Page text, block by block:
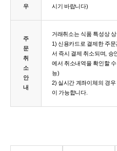
우
시기 바랍니다)
주
문
취
소
안
내
거래취소는 식품 특성상
1) 신용카드로 결제한 주
서 즉시 결제 취소되며, 승
에서 취소내역을 확인할
능)
2) 실시간 계좌이체의 경
이 가능합니다.